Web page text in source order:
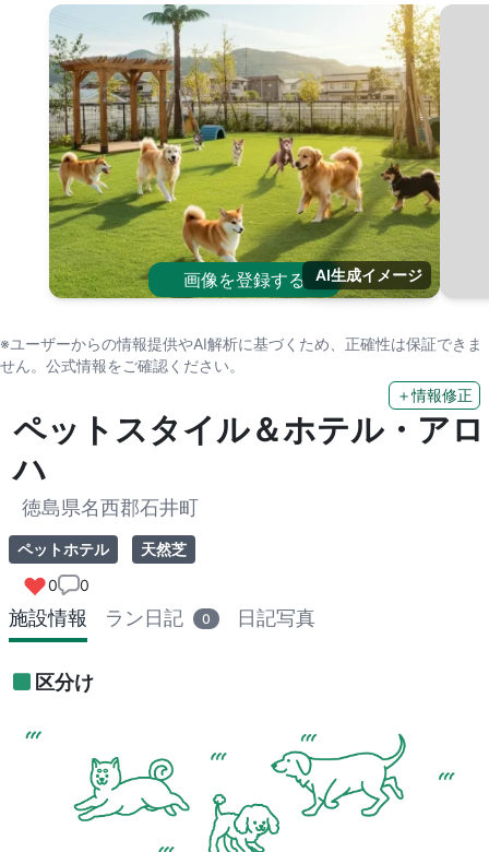
画像を登録する AI生成イメージ
※ユーザーからの情報提供やAI解析に基づくため、正確性は保証できま
せん。公式情報をご確認ください。
＋情報修正
ペットスタイル＆ホテル・アロ
ハ
徳島県名西郡石井町
ペットホテル
天然芝
0
0
施設情報 ラン日記 0 日記写真
区分け